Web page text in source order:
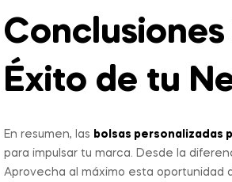
Éxito de tu
En resumen, las bolsas personalizadas
para impulsar tu marca. Desde la
Aprovecha al máximo esta oportunidad